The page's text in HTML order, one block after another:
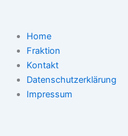
springenHome
Fraktion
Kontakt
Datenschutzerklärung
Impressum